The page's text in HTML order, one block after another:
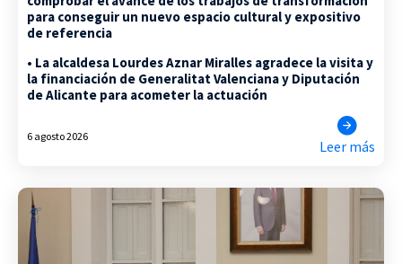
para conseguir un nuevo espacio cultural y expositivo
de referencia
• La alcaldesa Lourdes Aznar Miralles agradece la visita y
la financiación de Generalitat Valenciana y Diputación
de Alicante para acometer la actuación
6 agosto 2026
Leer más